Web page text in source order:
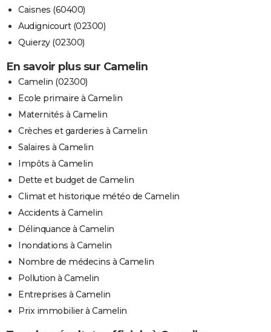
Caisnes (60400)
Audignicourt (02300)
Quierzy (02300)
En savoir plus sur Camelin
Camelin (02300)
Ecole primaire à Camelin
Maternités à Camelin
Crèches et garderies à Camelin
Salaires à Camelin
Impôts à Camelin
Dette et budget de Camelin
Climat et historique météo de Camelin
Accidents à Camelin
Délinquance à Camelin
Inondations à Camelin
Nombre de médecins à Camelin
Pollution à Camelin
Entreprises à Camelin
Prix immobilier à Camelin